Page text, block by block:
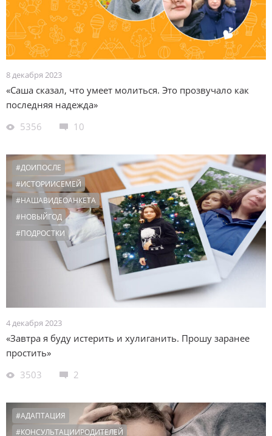
8 декабря 2023
«Саша сказал, что умеет молиться. Это прозвучало как
последняя надежда»
5356
10
#ДОИПОСЛЕ
#ИСТОРИИСЕМЕЙ
#НАШАВИДЕОАНКЕТА
#НОВЫЙГОД
#ПОДРОСТКИ
4 декабря 2023
«Завтра я буду истерить и хулиганить. Прошу заранее
простить»
3503
2
#АДАПТАЦИЯ
#КОНСУЛЬТАЦИИРОДИТЕЛЕЙ